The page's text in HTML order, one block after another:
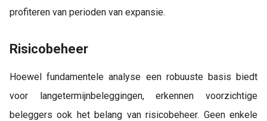
profiteren van perioden van expansie.
Risicobeheer
Hoewel fundamentele analyse een robuuste basis biedt
voor langetermijnbeleggingen, erkennen voorzichtige
beleggers ook het belang van risicobeheer. Geen enkele